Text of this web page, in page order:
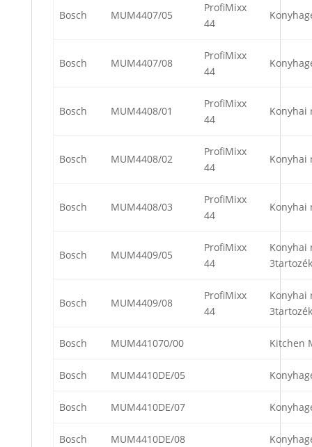
Bosch MUM4407/05
ProfiMixx
44
Bosch MUM4407/08
ProfiMixx
44
Bosch MUM4408/01
ProfiMixx
44
Konyhai
Bosch MUM4408/02
ProfiMixx
44
Konyhai
Bosch MUM4408/03
ProfiMixx
44
Konyhai
Bosch MUM4409/05
ProfiMixx
44
Konyhai
Bosch MUM4409/08
ProfiMixx
44
Konyhai
Bosch MUM441070/00 Kitchen
Bosch MUM4410DE/05
Bosch MUM4410DE/07
Bosch MUM4410DE/08